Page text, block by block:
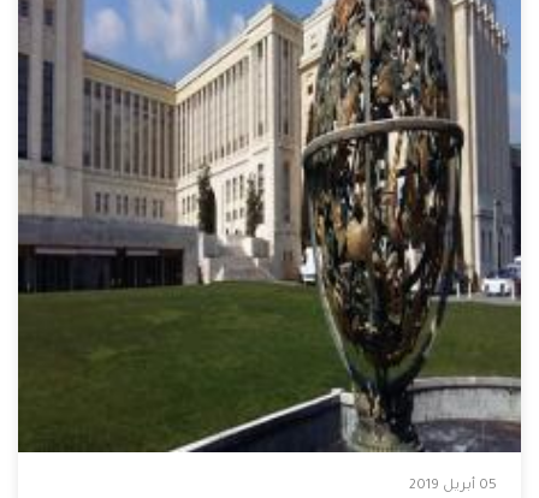
05 أبريل 2019